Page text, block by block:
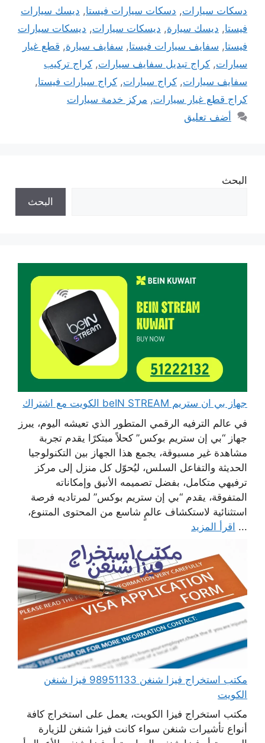
دسكات سيارات, دسكات سيارات فيستا, ديسك سيارات
فيستا, ديسك سيارة, ديسكات سيارات, ديسكات سيارات
فيستا, سفايف سيارات فيستا, سفايف سيارة, قطع غيار
سيارات, كراج تبديل سفايف سيارات, كراج تركيب
سفايف سيارات, كراج سيارات, كراج سيارات فيستا,
كراج قطع غيار سيارات, مركز خدمة سيارات
أضف تعليق
البحث
البحث
جهاز بي ان ستريم beIN STREAM الكويت مع اشتراك
في عالم الترفيه الرقمي المتطور الذي تعيشه اليوم، يبرز
جهاز “بي إن ستريم بوكس” كحلاً مبتكرًا يقدم تجربة
مشاهدة غير مسبوقة، يجمع هذا الجهاز بين التكنولوجيا
الحديثة والتفاعل السلس، ليُحوّل كل منزل إلى مركز
ترفيهي متكامل، بفضل تصميمه الأنيق وإمكاناته
المتفوقة، يقدم “بي إن ستريم بوكس” لمرتاديه فرصة
استثنائية لاستكشاف عالمٍ شاسع من المحتوى المتنوع،
... اقرأ المزيد
مكتب استخراج فيزا شنغن 98951133 فيزا شنغن
الكويت
مكتب استخراج فيزا الكويت، يعمل على استخراج كافة
أنواع تأشيرات شنغن سواء كانت فيزا شنغن للزيارة